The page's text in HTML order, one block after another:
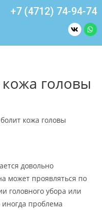
+7 (4712) 74-94-74
головы
кожа головы
довольно
может проявляться по
головного убора или
иногда проблема